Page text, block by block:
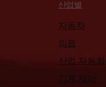
산업별
자동차
의료
산업 자동화
기계 제어